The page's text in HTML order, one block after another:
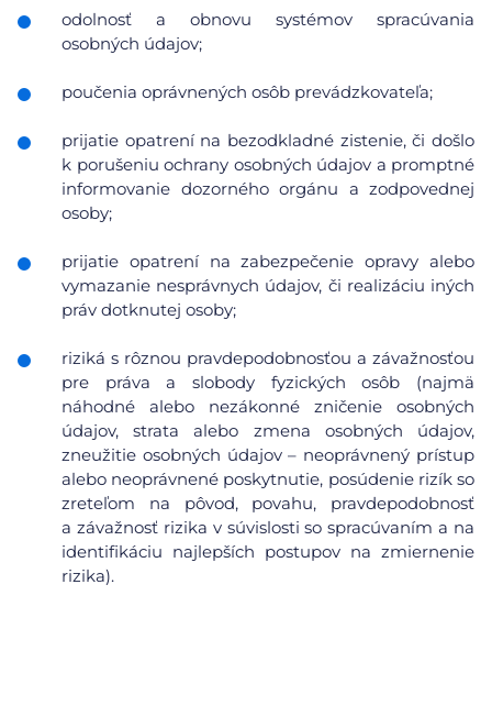
odolnosť a obnovu systémov spracúvania
osobných údajov;
poučenia oprávnených osôb prevádzkovateľa;
prijatie opatrení na bezodkladné zistenie, či došlo
k porušeniu ochrany osobných údajov a promptné
informovanie dozorného orgánu a zodpovednej
osoby;
prijatie opatrení na zabezpečenie opravy alebo
vymazanie nesprávnych údajov, či realizáciu iných
práv dotknutej osoby;
riziká s rôznou pravdepodobnosťou a závažnosťou
pre práva a slobody fyzických osôb (najmä
náhodné alebo nezákonné zničenie osobných
údajov, strata alebo zmena osobných údajov,
zneužitie osobných údajov – neoprávnený prístup
alebo neoprávnené poskytnutie, posúdenie rizík so
zreteľom na pôvod, povahu, pravdepodobnosť
a závažnosť rizika v súvislosti so spracúvaním a na
identifikáciu najlepších postupov na zmiernenie
rizika).